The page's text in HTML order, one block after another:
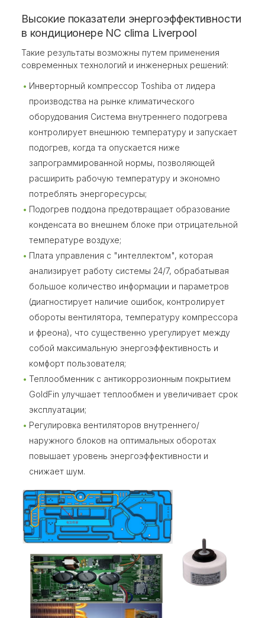
Высокие показатели энергоэффективности
в кондиционере NC clima Liverpool
Такие результаты возможны путем применения
современных технологий и инженерных решений:
Инверторный компрессор Toshiba от лидера
производства на рынке климатического
оборудования Система внутреннего подогрева
контролирует внешнюю температуру и запускает
подогрев, когда та опускается ниже
запрограммированной нормы, позволяющей
расширить рабочую температуру и экономно
потреблять энергоресурсы;
Подогрев поддона предотвращает образование
конденсата во внешнем блоке при отрицательной
температуре воздухе;
Плата управления с "интеллектом", которая
анализирует работу системы 24/7, обрабатывая
большое количество информации и параметров
(диагностирует наличие ошибок, контролирует
обороты вентилятора, температуру компрессора
и фреона), что существенно урегулирует между
собой максимальную энергоэффективность и
комфорт пользователя;
Теплообменник с антикоррозионным покрытием
GoldFin улучшает теплообмен и увеличивает срок
эксплуатации;
Регулировка вентиляторов внутреннего/
наружного блоков на оптимальных оборотах
повышает уровень энергоэффективности и
снижает шум.